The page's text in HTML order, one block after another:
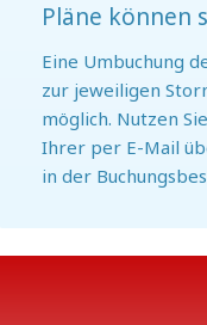
Pläne können
Eine Umbuchung
zur jeweiligen
möglich. Nutzen
Ihrer per E-Mail
in der